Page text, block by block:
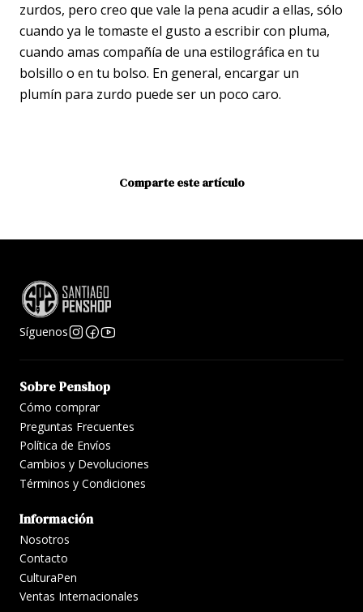
zurdos, pero creo que vale la pena acudir a ellas, sólo
cuando ya le tomaste el gusto a escribir con pluma,
cuando amas compañía de una estilográfica en tu
bolsillo o en tu bolso. En general, encargar un
plumín para zurdo puede ser un poco caro.
Comparte este artículo
Síguenos
Sobre Penshop
Cómo comprar
Preguntas Frecuentes
Política de Envíos
Cambios y Devoluciones
Términos y Condiciones
Información
Nosotros
Contacto
CulturaPen
Ventas Internacionales